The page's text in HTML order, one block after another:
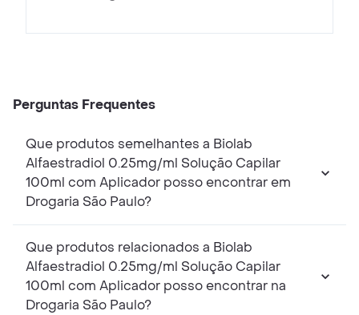
Perguntas Frequentes
Que produtos semelhantes a Biolab
Alfaestradiol 0.25mg/ml Solução Capilar
100ml com Aplicador posso encontrar em
Drogaria São Paulo?
Que produtos relacionados a Biolab
Alfaestradiol 0.25mg/ml Solução Capilar
100ml com Aplicador posso encontrar na
Drogaria São Paulo?